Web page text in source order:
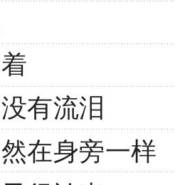
有流泪
在身旁一样